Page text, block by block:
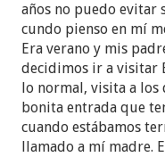
años no puedo evitar
cundo pienso en mí
Era verano y mis
decidimos ir a visitar
lo normal, visita a
bonita entrada que
cuando estábamos
llamado a mí madre.